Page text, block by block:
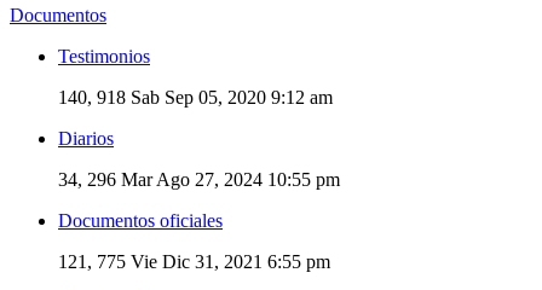
Documentos
Testimonios
140, 918 Sab Sep 05, 2020 9:12 am
Diarios
34, 296 Mar Ago 27, 2024 10:55 pm
Documentos oficiales
121, 775 Vie Dic 31, 2021 6:55 pm